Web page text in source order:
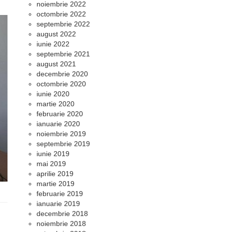
noiembrie 2022
octombrie 2022
septembrie 2022
august 2022
iunie 2022
septembrie 2021
august 2021
decembrie 2020
octombrie 2020
iunie 2020
martie 2020
februarie 2020
ianuarie 2020
noiembrie 2019
septembrie 2019
iunie 2019
mai 2019
aprilie 2019
martie 2019
februarie 2019
ianuarie 2019
decembrie 2018
noiembrie 2018